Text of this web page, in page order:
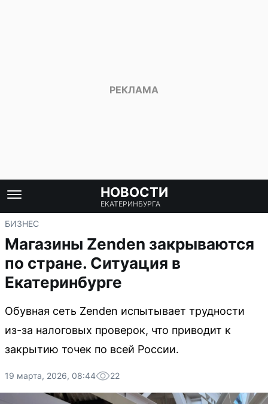
НОВОСТИ
ЕКАТЕРИНБУРГА
БИЗНЕС
Магазины Zenden закрываются
по стране. Ситуация в
Екатеринбурге
Обувная сеть Zenden испытывает трудности
из-за налоговых проверок, что приводит к
закрытию точек по всей России.
19 марта, 2026, 08:44 22